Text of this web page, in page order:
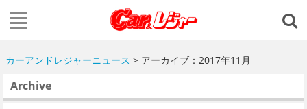
カーアンドレジャーニュース > アーカイブ：2017年11月
Archive